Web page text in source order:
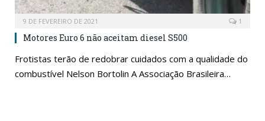
9 DE FEVEREIRO DE 2021 1
Motores Euro 6 não aceitam diesel S500
Frotistas terão de redobrar cuidados com a qualidade do
combustível Nelson Bortolin A Associação Brasileira…